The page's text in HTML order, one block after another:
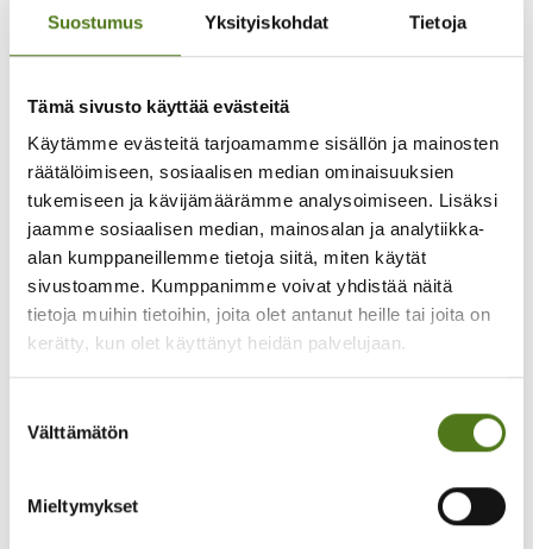
Suostumus Yksityiskohdat Tietoja
Tämä sivusto käyttää evästeitä
Käytämme evästeitä tarjoamamme sisällön ja mainosten
räätälöimiseen, sosiaalisen median ominaisuuksien
tukemiseen ja kävijämäärämme analysoimiseen. Lisäksi
jaamme sosiaalisen median, mainosalan ja analytiikka-
alan kumppaneillemme tietoja siitä, miten käytät
sivustoamme. Kumppanimme voivat yhdistää näitä
tietoja muihin tietoihin, joita olet antanut heille tai joita on
kerätty, kun olet käyttänyt heidän palvelujaan.
valinta
Välttämätön
Mieltymykset
Alueyhdistyksen muita julkaisuja
JÄSENTIEDOTTEET
01.09.2025
Jäsentiedote 2/2025